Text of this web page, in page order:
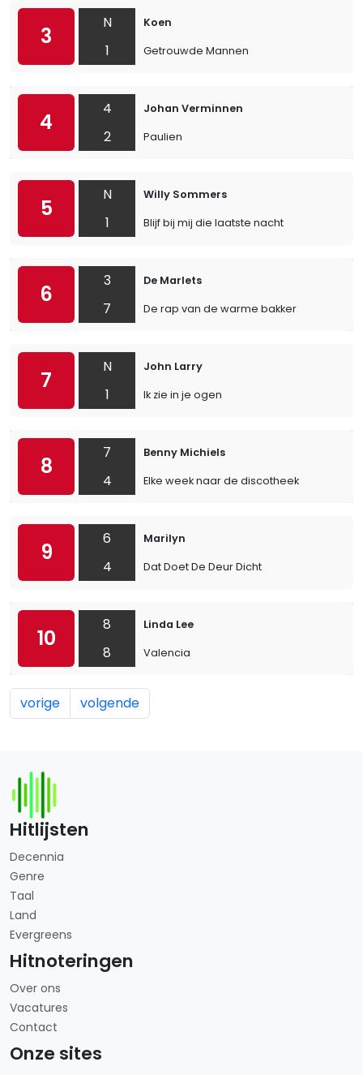
3
N
1
Koen
Getrouwde Mannen
4
4
2
Johan Verminnen
Paulien
5
N
1
Willy Sommers
Blijf bij mij die laatste nacht
6
3
7
De Marlets
De rap van de warme bakker
7
N
1
John Larry
Ik zie in je ogen
8
7
4
Benny Michiels
Elke week naar de discotheek
9
6
4
Marilyn
Dat Doet De Deur Dicht
10
8
8
Linda Lee
Valencia
vorige volgende
Hitlijsten
Decennia
Genre
Taal
Land
Evergreens
Hitnoteringen
Over ons
Vacatures
Contact
Onze sites